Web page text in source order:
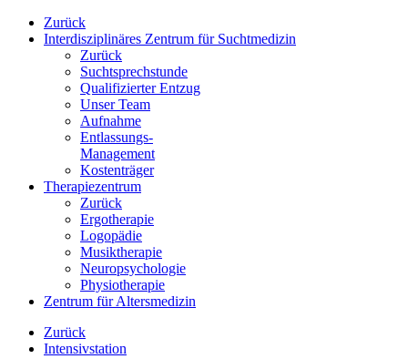
Zurück
Interdisziplinäres Zentrum für Suchtmedizin
Zurück
Suchtsprechstunde
Qualifizierter Entzug
Unser Team
Aufnahme
Entlassungs-
Management
Kostenträger
Therapiezentrum
Zurück
Ergotherapie
Logopädie
Musiktherapie
Neuropsychologie
Physiotherapie
Zentrum für Altersmedizin
Zurück
Intensivstation